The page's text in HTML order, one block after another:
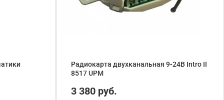
Радиокарта двухканальная 9-24В Intro II
8517 UPM
3 380 руб.